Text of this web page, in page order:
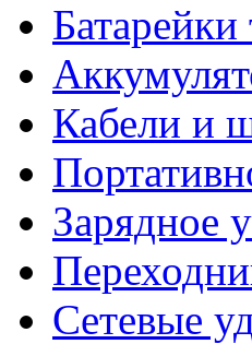
Батарейки
Кабели и
Зарядное
Сетевые